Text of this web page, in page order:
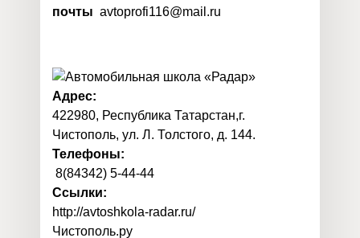
почты avtoprofi116@mail.ru
Адрес:
422980, Республика Татарстан,г.
Чистополь, ул. Л. Толстого, д. 144.
Телефоны:
8(84342) 5-44-44
Ссылки:
http://avtoshkola-radar.ru/
Чистополь.ру